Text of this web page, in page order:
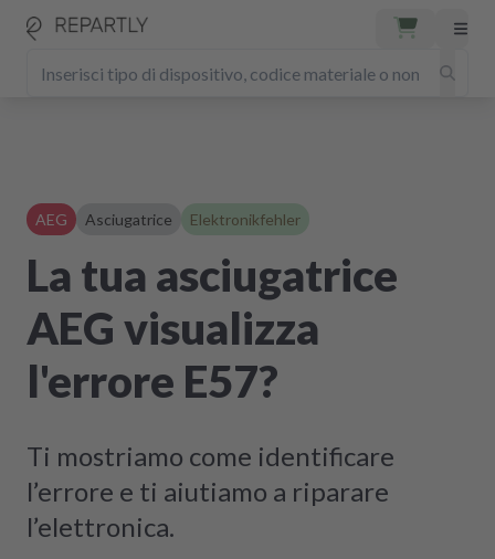
AEG Asciugatrice Elektronikfehler
La tua asciugatrice
AEG visualizza
l'errore E57?
Ti mostriamo come identificare
l’errore e ti aiutiamo a riparare
l’elettronica.